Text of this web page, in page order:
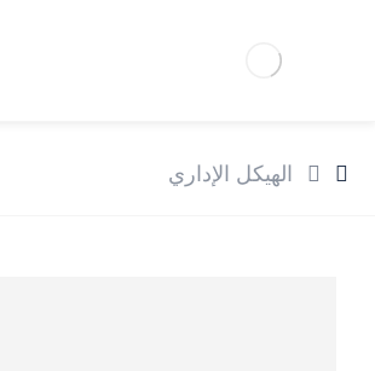
الهيكل الإداري